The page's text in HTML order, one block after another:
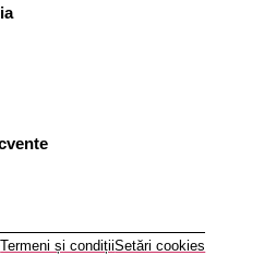
Termeni și condițiiSetări cookies